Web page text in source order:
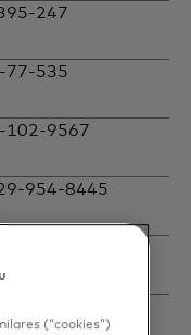
247
77-535
102-9567
954-8445
(“cookies”)